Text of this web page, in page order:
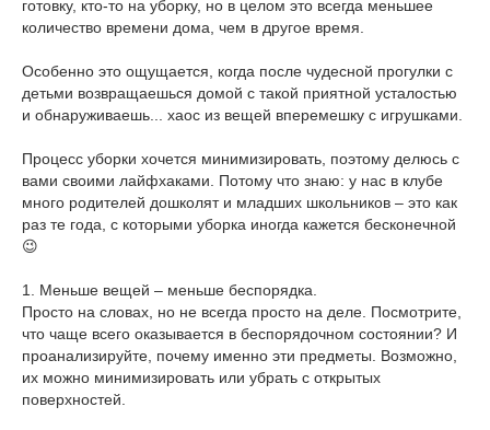
готовку, кто-то на уборку, но в целом это всегда меньшее
количество времени дома, чем в другое время.
Особенно это ощущается, когда после чудесной прогулки с
детьми возвращаешься домой с такой приятной усталостью
и обнаруживаешь... хаос из вещей вперемешку с игрушками.
Процесс уборки хочется минимизировать, поэтому делюсь с
вами своими лайфхаками. Потому что знаю: у нас в клубе
много родителей дошколят и младших школьников – это как
раз те года, с которыми уборка иногда кажется бесконечной
😉
1. Меньше вещей – меньше беспорядка.
Просто на словах, но не всегда просто на деле. Посмотрите,
что чаще всего оказывается в беспорядочном состоянии? И
проанализируйте, почему именно эти предметы. Возможно,
их можно минимизировать или убрать с открытых
поверхностей.